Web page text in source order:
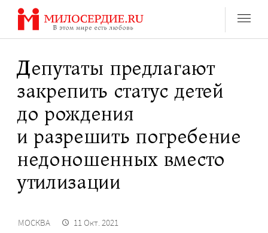
Перейти
содержанию
Депутаты предлагают
закрепить статус детей
до рождения
и разрешить погребение
недоношенных вместо
утилизации
МОСКВА 11 Окт. 2021